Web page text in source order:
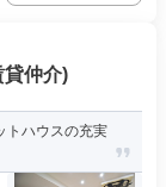
貸仲介)
トハウスの充実